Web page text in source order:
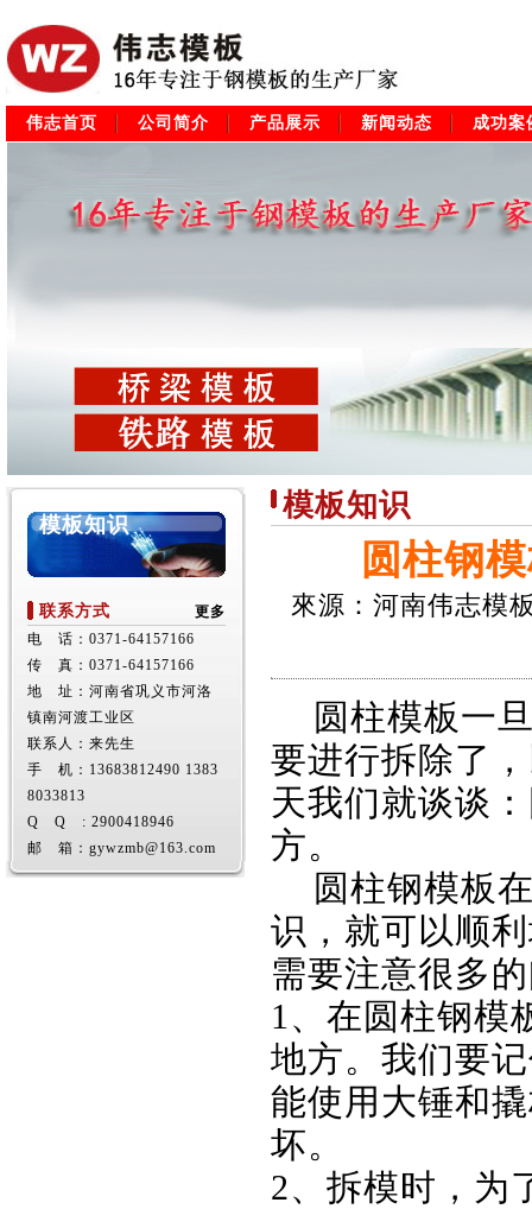
伟志首页 公司简介 产品展示 新闻动态 成功案
模板知识
更多
联系方式
电 话：0371-64157166
传 真：0371-64157166
地 址：河南省巩义市河洛
镇南河渡工业区
联系人：来先生
手 机：13683812490 1383
8033813
Q Q : 2900418946
邮 箱：gywzmb@163.com
模板知识
圆柱钢
來源：河南伟志
圆柱模板一旦
要进行拆除了
天我们就谈谈
方。
圆柱钢模板
识，就可以顺
需要注意很多
1、在圆柱钢模
地方。我们要
能使用大锤和
坏。
2、拆模时，为